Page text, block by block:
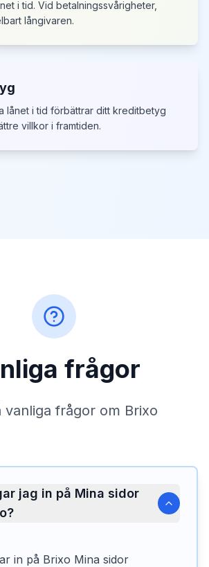
i tid. Vid betalningssvårigheter,
långivaren.
lånet i tid förbättrar ditt kreditbetyg
villkor i framtiden.
frågor
vanliga frågor om Brixo
jag in på Mina sidor
in på Brixo Mina sidor